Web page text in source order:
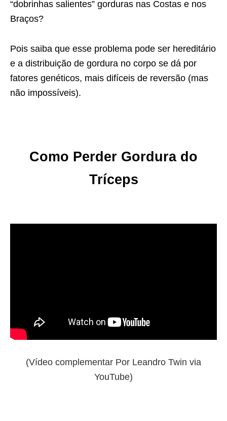
“dobrinhas salientes” gorduras nas Costas e nos
Braços?
Pois saiba que esse problema pode ser hereditário
e a distribuição de gordura no corpo se dá por
fatores genéticos, mais difíceis de reversão (mas
não impossíveis).
Como Perder Gordura do
Tríceps
(Vídeo complementar Por Leandro Twin via
YouTube)